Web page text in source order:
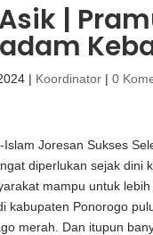
|
| Koordinator |0
Islam Joresan Sukses
diperlukan sejak dini
mampu untuk
kabupaten Ponorogo
merah. Dan itupun